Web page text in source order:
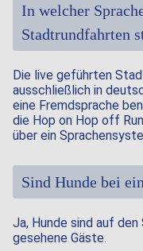
In welcher
Stadtrundfahrten
Die live geführten
ausschließlich in
eine Fremdsprache
die Hop on Hop off
über ein
Sind Hunde bei
Ja, Hunde sind auf
gesehene Gäste.